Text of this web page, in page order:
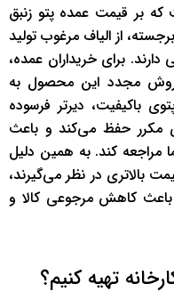
بر قیمت عمده پتو زنبق
از الیاف مرغوب تولید
برای خریداران عمده،
مجدد این محصول به
باکیفیت، دیرتر فرسوده
مکرر حفظ می‌کند و باعث
مراجعه کند. به همین دلیل
بالاتری در نظر می‌گیرند،
باعث کاهش مرجوعی کالا و
تهیه کنیم؟